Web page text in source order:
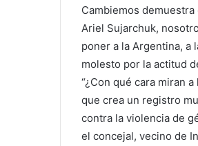
Cambiemos
Ariel Sujarchuk,
poner a la Argentina, a
molesto por la actitud
“¿Con qué cara miran
que crea un registro
contra la violencia de
el concejal, vecino de